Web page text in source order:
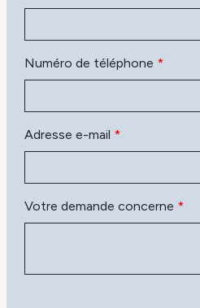
Numéro de téléphone *
Adresse e-mail *
Votre demande concerne *